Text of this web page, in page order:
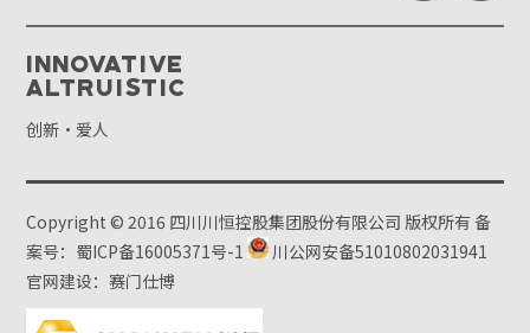
Innovative
Altruistic
创新·爱人
Copyright © 2016 四川川恒控股集团股份有限公司 版权所有备
案号：蜀ICP备16005371号-1
川公网安备51010802031941
官网建设：赛门仕博